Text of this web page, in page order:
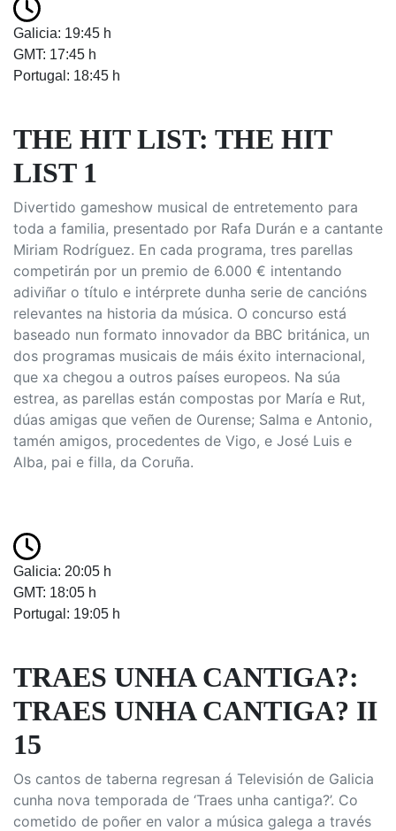
Galicia: 19:45 h
GMT: 17:45 h
Portugal: 18:45 h
THE HIT LIST: THE HIT
LIST 1
Divertido gameshow musical de entretemento para
toda a familia, presentado por Rafa Durán e a cantante
Miriam Rodríguez. En cada programa, tres parellas
competirán por un premio de 6.000 € intentando
adiviñar o título e intérprete dunha serie de cancións
relevantes na historia da música. O concurso está
baseado nun formato innovador da BBC británica, un
dos programas musicais de máis éxito internacional,
que xa chegou a outros países europeos. Na súa
estrea, as parellas están compostas por María e Rut,
dúas amigas que veñen de Ourense; Salma e Antonio,
tamén amigos, procedentes de Vigo, e José Luis e
Alba, pai e filla, da Coruña.
Galicia: 20:05 h
GMT: 18:05 h
Portugal: 19:05 h
TRAES UNHA CANTIGA?:
TRAES UNHA CANTIGA? II
15
Os cantos de taberna regresan á Televisión de Galicia
cunha nova temporada de ‘Traes unha cantiga?’. Co
cometido de poñer en valor a música galega a través